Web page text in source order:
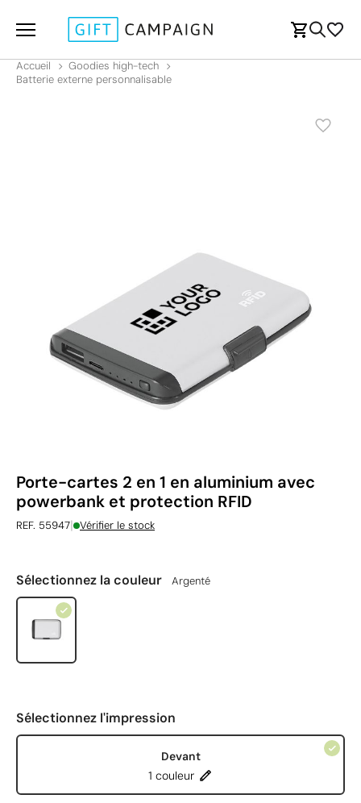
Accueil
Goodies high-tech
Batterie externe personnalisable
Porte-cartes 2 en 1 en aluminium avec
powerbank et protection RFID
REF. 55947| Vérifier le stock
Sélectionnez la couleur Argenté
Sélectionnez l'impression
Devant
1 couleur